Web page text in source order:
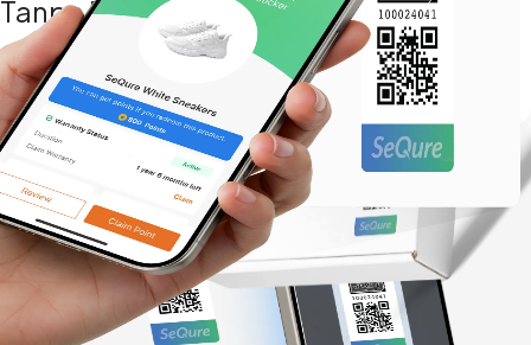
Tanpa Perlu Unduh Aplikasi
Akses fitur tanpa aplikasi tambahan. Lebih cepat dan ringan.
Buka Sekarang